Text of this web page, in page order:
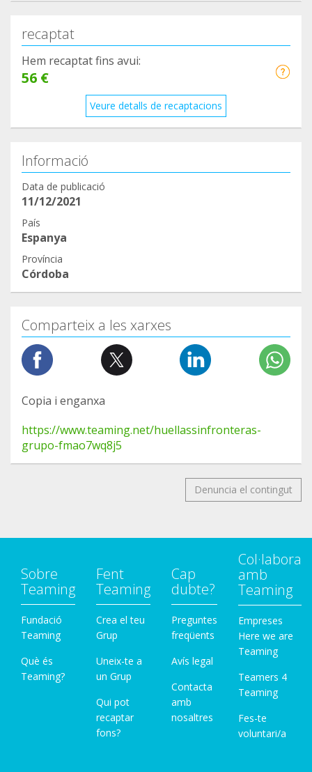
recaptat
Hem recaptat fins avui:
56 €
Veure detalls de recaptacions
Informació
Data de publicació
11/12/2021
País
Espanya
Província
Córdoba
Comparteix a les xarxes
Copia i enganxa
https://www.teaming.net/huellassinfronteras-
grupo-fmao7wq8j5
Denuncia el contingut
Sobre
Teaming
Fundació
Teaming
Què és
Teaming?
Fent
Teaming
Crea el teu
Grup
Uneix-te a
un Grup
Qui pot
recaptar
fons?
Cap
dubte?
Preguntes
freqüents
Avís legal
Contacta
amb
nosaltres
Col·labora
amb
Teaming
Empreses
Here we are
Teaming
Teamers 4
Teaming
Fes-te
voluntari/a